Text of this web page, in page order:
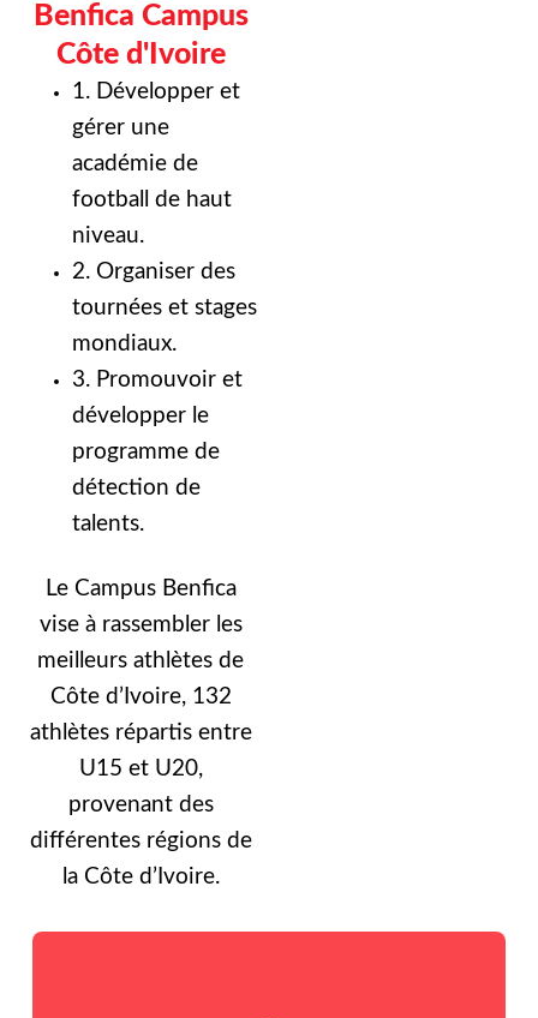
Benfica Campus
Côte d'Ivoire
1. Développer et
gérer une
académie de
football de haut
niveau.
2. Organiser des
tournées et stages
mondiaux.
3. Promouvoir et
développer le
programme de
détection de
talents.
Le Campus Benfica
vise à rassembler les
meilleurs athlètes de
Côte d’Ivoire, 132
athlètes répartis entre
U15 et U20,
provenant des
différentes régions de
la Côte d’Ivoire.